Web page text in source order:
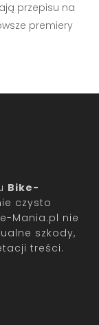
przepisu na
premiery
Bike-
czysto
Mania.pl nie
szkody,
treści.